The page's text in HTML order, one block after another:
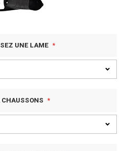
UNE LAME
CHAUSSONS